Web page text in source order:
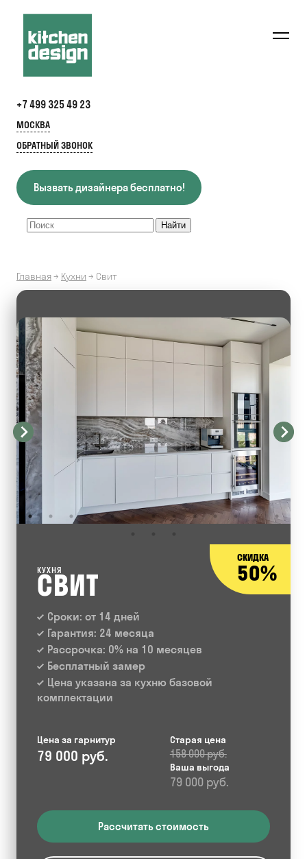
+7 499 325 49 23
МОСКВА
ОБРАТНЫЙ ЗВОНОК
Вызвать дизайнера бесплатно!
Главная→ Кухни → Свит
СКИДКА
50%
КУХНЯ
СВИТ
Сроки: от 14 дней
Гарантия: 24 месяца
Рассрочка: 0% на 10 месяцев
Бесплатный замер
Цена указана за кухню базовой
комплектации
Цена за гарнитур
79 000 руб.
Старая цена
158 000 руб.
Ваша выгода
79 000 руб.
Рассчитать стоимость